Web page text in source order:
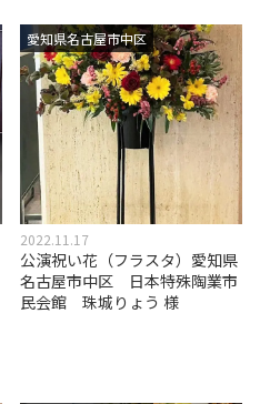
愛知県名古屋市中区
2022.11.17
公演祝い花（フラスタ）愛知県
名古屋市中区 日本特殊陶業市
民会館 珠城りょう 様